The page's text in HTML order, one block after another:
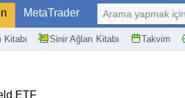
MetaTrader
Kitabı Sinir Ağları Kitabı Takvim
Arama yapmak için
ETF